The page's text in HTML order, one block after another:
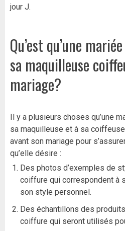
jour J.
Qu’est qu’une
sa maquilleuse
mariage?
Il y a plusieurs choses qu’une
sa maquilleuse et à sa
avant son mariage pour
qu’elle désire :
Des photos d’exemples de
coiffure qui correspondent à
son style personnel.
Des échantillons des
coiffure qui seront utilisés